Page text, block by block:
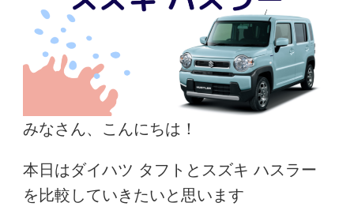
みなさん、こんにちは！
本日はダイハツ タフトとスズキ ハスラー
を比較していきたいと思います